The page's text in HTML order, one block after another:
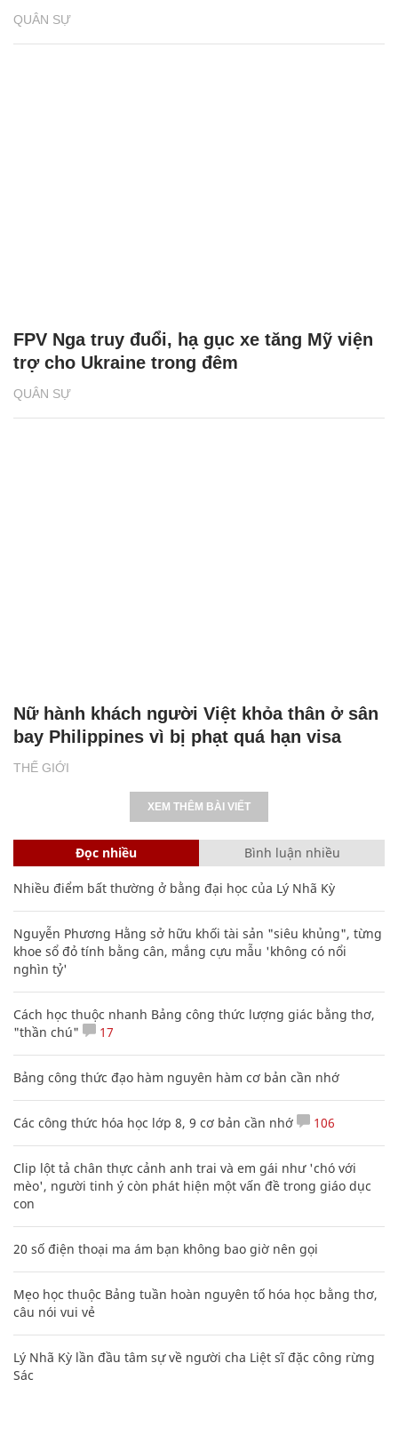
QUÂN SỰ
QUÂN SỰ
FPV Nga truy đuổi, hạ gục xe tăng Mỹ viện
trợ cho Ukraine trong đêm
THẾ GIỚI
Nữ hành khách người Việt khỏa thân ở sân
bay Philippines vì bị phạt quá hạn visa
XEM THÊM BÀI VIẾT
Đọc nhiều Bình luận nhiều
Nhiều điểm bất thường ở bằng đại học của Lý Nhã Kỳ
Nguyễn Phương Hằng sở hữu khối tài sản "siêu khủng", từng
khoe sổ đỏ tính bằng cân, mắng cựu mẫu 'không có nổi
nghìn tỷ'
Cách học thuộc nhanh Bảng công thức lượng giác bằng thơ,
"thần chú"
17
Bảng công thức đạo hàm nguyên hàm cơ bản cần nhớ
Các công thức hóa học lớp 8, 9 cơ bản cần nhớ 106
Clip lột tả chân thực cảnh anh trai và em gái như 'chó với
mèo', người tinh ý còn phát hiện một vấn đề trong giáo dục
con
20 số điện thoại ma ám bạn không bao giờ nên gọi
Mẹo học thuộc Bảng tuần hoàn nguyên tố hóa học bằng thơ,
câu nói vui vẻ
Lý Nhã Kỳ lần đầu tâm sự về người cha Liệt sĩ đặc công rừng
Sác